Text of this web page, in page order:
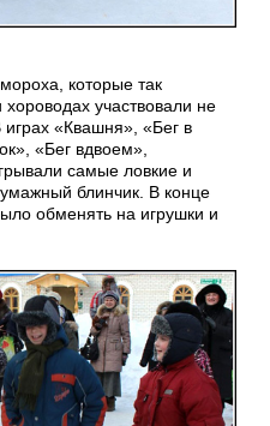
которые так
участвовали не
«Квашня», «Бег в
«Бег вдвоем»,
самые ловкие и
блинчик. В конце
обменять на игрушки и